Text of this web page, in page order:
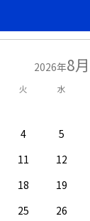
2026年8月
火 水
4 5
11 12
18 19
25 26